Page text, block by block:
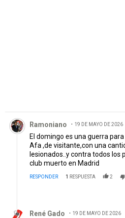
Comentario de Ramoniano.
Ramoniano 19 DE MAYO DE 2026
El domingo es una guerra
Afa ,de visitante,con una
lesionados..y contra todos los
club muerto en Madrid
RESPONDER 1 RESPUESTA 2
René Gado
19 DE MAYO DE 2026